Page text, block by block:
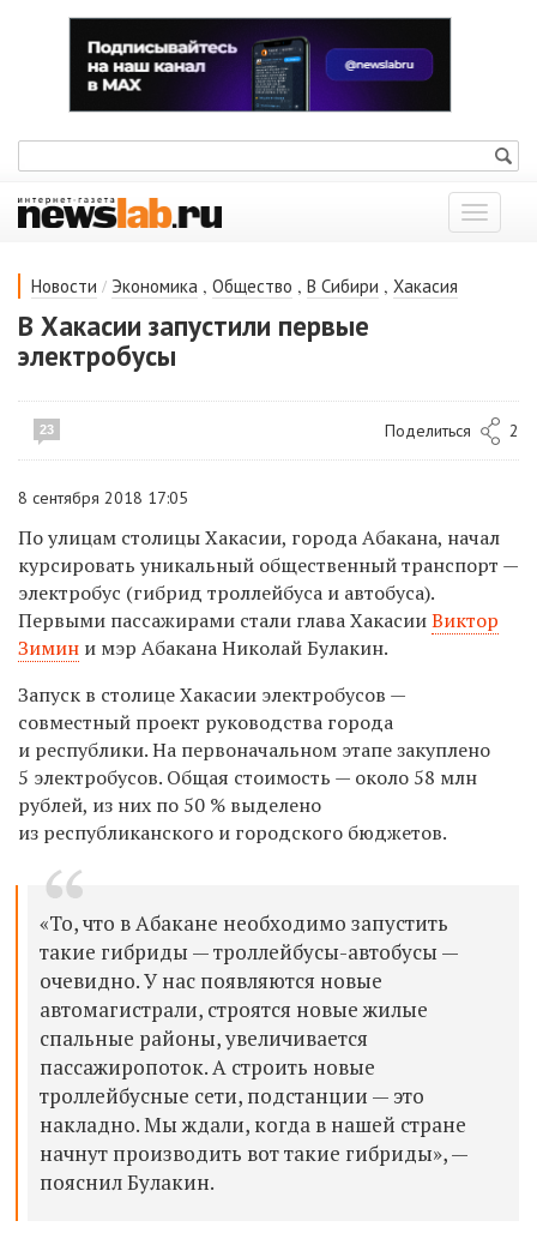
Показать
меню
Новости / Экономика , Общество , В Сибири , Хакасия
В Хакасии запустили первые
электробусы
23 Поделиться 2
8 сентября 2018 17:05
По улицам столицы Хакасии, города Абакана, начал
курсировать уникальный общественный транспорт —
электробус (гибрид троллейбуса и автобуса).
Первыми пассажирами стали глава ХакасииВиктор
Зимин и мэр Абакана Николай Булакин.
Запуск в столице Хакасии электробусов —
совместный проект руководства города
и республики. На первоначальном этапе закуплено
5 электробусов. Общая стоимость — около 58 млн
рублей, из них по 50 % выделено
из республиканского и городского бюджетов.
«То, что в Абакане необходимо запустить
такие гибриды — троллейбусы-автобусы —
очевидно. У нас появляются новые
автомагистрали, строятся новые жилые
спальные районы, увеличивается
пассажиропоток. А строить новые
троллейбусные сети, подстанции — это
накладно. Мы ждали, когда в нашей стране
начнут производить вот такие гибриды», —
пояснил Булакин.